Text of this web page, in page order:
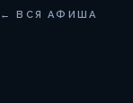
← ВСЯ АФИША